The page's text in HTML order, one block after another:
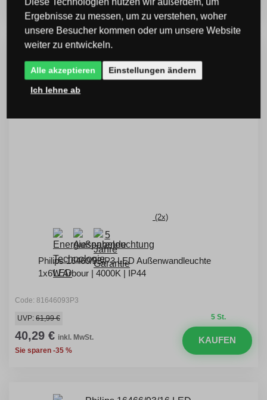
Sie sparen -35 %
(2x)
Philips 16460/93/P3 LED Außenwandleuchte
1x6W Arbour | 4000K | IP44
Code: 81646093P3
5 St.
UVP: 61,99 €
40,29 € inkl. MwSt.
Sie sparen -35 %
KAUFEN
Ergebnisse zu messen, um zu verstehen, woher
unsere Besucher kommen oder um unsere Website
weiter zu entwickeln.
Alle akzeptieren Einstellungen ändern
Ich lehne ab